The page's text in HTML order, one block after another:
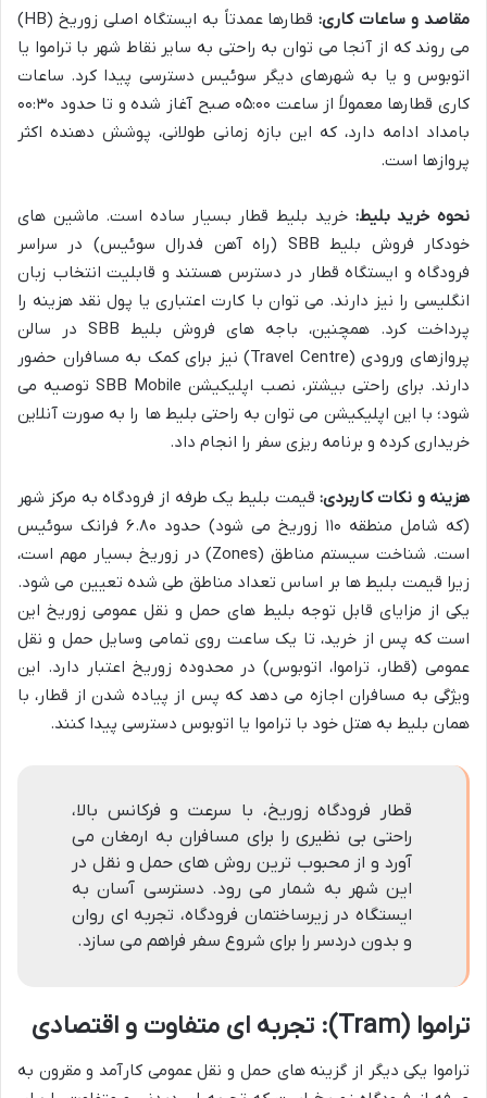
مقاصد و ساعات کاری:
قطارها عمدتاً به ایستگاه اصلی زوریخ (HB)
می روند که از آنجا می توان به راحتی به سایر نقاط شهر با تراموا یا
اتوبوس و یا به شهرهای دیگر سوئیس دسترسی پیدا کرد. ساعات
کاری قطارها معمولاً از ساعت ۰۵:۰۰ صبح آغاز شده و تا حدود ۰۰:۳۰
بامداد ادامه دارد، که این بازه زمانی طولانی، پوشش دهنده اکثر
پروازها است.
نحوه خرید بلیط: خرید بلیط قطار بسیار ساده است. ماشین های
خودکار فروش بلیط SBB (راه آهن فدرال سوئیس) در سراسر
فرودگاه و ایستگاه قطار در دسترس هستند و قابلیت انتخاب زبان
انگلیسی را نیز دارند. می توان با کارت اعتباری یا پول نقد هزینه را
پرداخت کرد. همچنین، باجه های فروش بلیط SBB در سالن
پروازهای ورودی (Travel Centre) نیز برای کمک به مسافران حضور
دارند. برای راحتی بیشتر، نصب اپلیکیشن SBB Mobile توصیه می
شود؛ با این اپلیکیشن می توان به راحتی بلیط ها را به صورت آنلاین
خریداری کرده و برنامه ریزی سفر را انجام داد.
هزینه و نکات کاربردی: قیمت بلیط یک طرفه از فرودگاه به مرکز شهر
(که شامل منطقه ۱۱۰ زوریخ می شود) حدود ۶.۸۰ فرانک سوئیس
است. شناخت سیستم مناطق (Zones) در زوریخ بسیار مهم است،
زیرا قیمت بلیط ها بر اساس تعداد مناطق طی شده تعیین می شود.
یکی از مزایای قابل توجه بلیط های حمل و نقل عمومی زوریخ این
است که پس از خرید، تا یک ساعت روی تمامی وسایل حمل و نقل
عمومی (قطار، تراموا، اتوبوس) در محدوده زوریخ اعتبار دارد. این
ویژگی به مسافران اجازه می دهد که پس از پیاده شدن از قطار، با
همان بلیط به هتل خود با تراموا یا اتوبوس دسترسی پیدا کنند.
قطار فرودگاه زوریخ، با سرعت و فرکانس بالا،
راحتی بی نظیری را برای مسافران به ارمغان می
آورد و از محبوب ترین روش های حمل و نقل در
این شهر به شمار می رود. دسترسی آسان به
ایستگاه در زیرساختمان فرودگاه، تجربه ای روان
و بدون دردسر را برای شروع سفر فراهم می سازد.
تراموا (Tram): تجربه ای متفاوت و اقتصادی
تراموا یکی دیگر از گزینه های حمل و نقل عمومی کارآمد و مقرون به